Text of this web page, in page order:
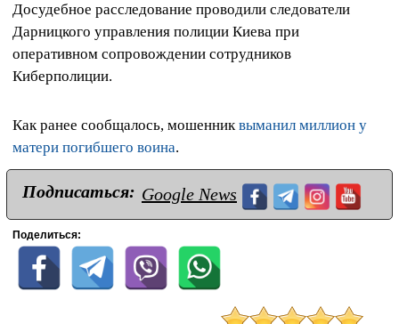
Досудебное расследование проводили следователи
Дарницкого управления полиции Киева при
оперативном сопровождении сотрудников
Киберполиции.
Как ранее сообщалось, мошенниквыманил миллион у
матери погибшего воина.
Подписаться: Google News
Поделиться: